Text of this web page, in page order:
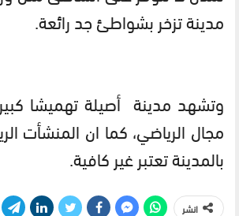
مدينة تزخر بشواطئ جد رائعة.
وتشهد مدينة أصيلة تهميشا
مجال الرياضي، كما ان المنشأت
بالمدينة تعتبر غير كافية.
انشر